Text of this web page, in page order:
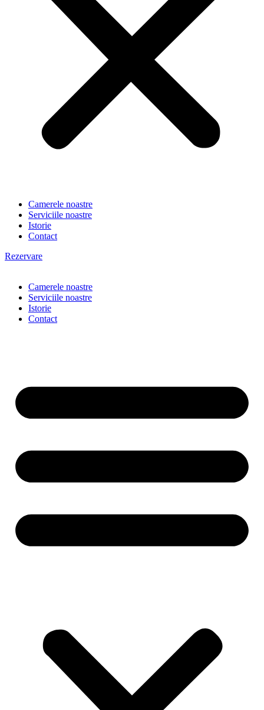
Camerele noastre
Serviciile noastre
Istorie
Contact
Rezervare
Camerele noastre
Serviciile noastre
Istorie
Contact